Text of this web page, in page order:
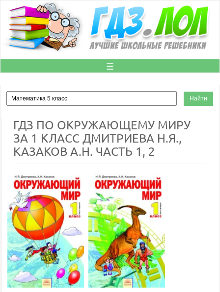
☰
ГДЗ ПО ОКРУЖАЮЩЕМУ МИРУ
ЗА 1 КЛАСС ДМИТРИЕВА Н.Я.,
КАЗАКОВ А.Н. ЧАСТЬ 1, 2